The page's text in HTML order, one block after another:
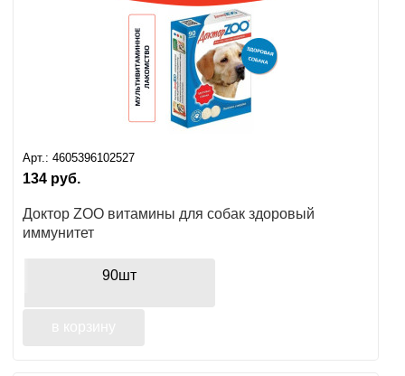
Арт.: 4605396102527
134 руб.
Доктор ZOO витамины для собак здоровый
иммунитет
90шт